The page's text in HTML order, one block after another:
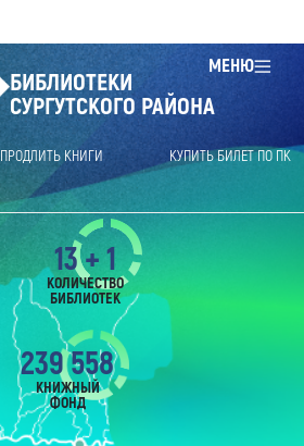
МЕНЮ
БИБЛИОТЕКИ
СУРГУТСКОГО РАЙОНА
ПРОДЛИТЬ КНИГИ КУПИТЬ БИЛЕТ ПО ПК
239 558
КНИЖНЫЙ
ФОНД
13 + 1
КОЛИЧЕСТВО
БИБЛИОТЕК